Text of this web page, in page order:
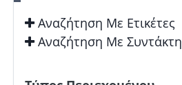
Αναζήτηση Με Ετικέτες
Αναζήτηση Με Συντάκτη